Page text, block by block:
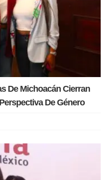
De Michoacán Cierran
De Género